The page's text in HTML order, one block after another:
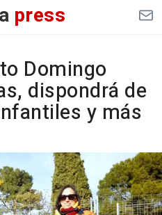
press
Domingo
dispondrá de
y más